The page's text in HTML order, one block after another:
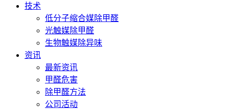
技术
低分子缩合媒除甲醛
光触媒除甲醛
生物触媒除异味
资讯
最新资讯
甲醛危害
除甲醛方法
公司活动